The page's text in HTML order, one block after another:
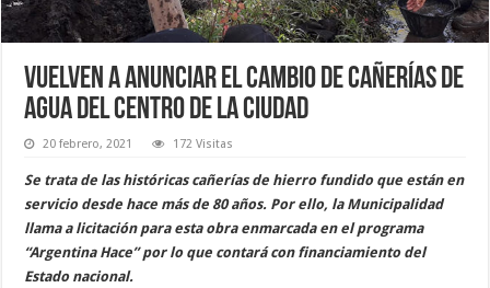
Vuelven a anunciar el cambio de cañerías de
agua del centro de la ciudad
20 febrero, 2021 172 Visitas
Se trata de las históricas cañerías de hierro fundido que están en
servicio desde hace más de 80 años. Por ello, la Municipalidad
llama a licitación para esta obra enmarcada en el programa
“Argentina Hace” por lo que contará con financiamiento del
Estado nacional.